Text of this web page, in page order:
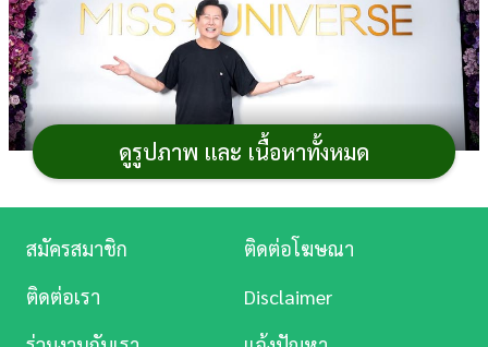
ยังไม่ได้จัดการประกวดก็มีข่าวดราม่าร้อนแรงออกมา
ให้ติดตามอย่างต่อเนื่อง สำหรับการประกวดนางงาม
ดูรูปภาพ และ เนื้อหาทั้งหมด
บันเทิง
ดู
หนัง
สมัครสมาชิก
ติดต่อโฆษณา
ติดต่อเรา
Disclaimer